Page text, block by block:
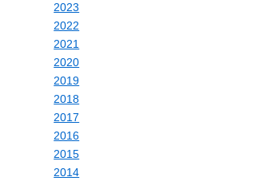
2023
2022
2021
2020
2019
2018
2017
2016
2015
2014